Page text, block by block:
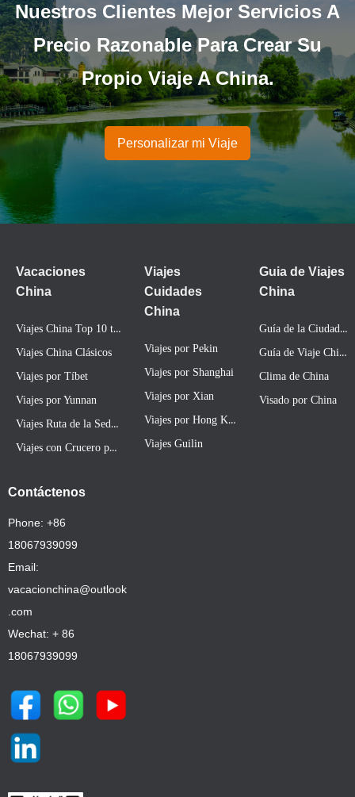
Contáctenos
Phone: +86
18067939099
Email:
vacacionchina@outlook
.com
Wechat: + 86
18067939099
Vacaciones
China
Viajes China Top 10 tours
Viajes China Clásicos
Viajes por Tíbet
Viajes por Yunnan
Viajes Ruta de la Seda China
Viajes con Crucero por Río Yangtze
Guía de la Ciudad China
Guía de Viaje China
Clima de China
Visado por China
Guia de Viajes
China
Viajes
Cuidades
China
Viajes por Pekin
Viajes por Shanghai
Viajes por Xian
Viajes por Hong Kong
Viajes Guilin
Nuestros Clientes Mejor Servicios A
Precio Razonable Para Crear Su
Propio Viaje A China.
Personalizar mi Viaje